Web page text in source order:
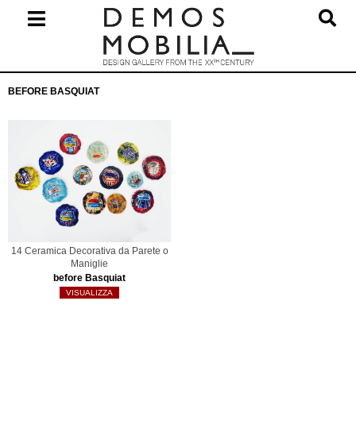
primario
BEFORE BASQUIAT
14 Ceramica Decorativa da Parete o
Maniglie
before Basquiat
VISUALIZZA